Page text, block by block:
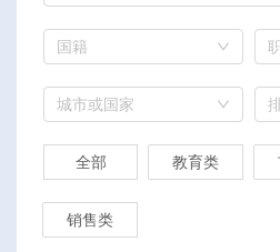
国籍
城市或国家
全部 教育类
销售类